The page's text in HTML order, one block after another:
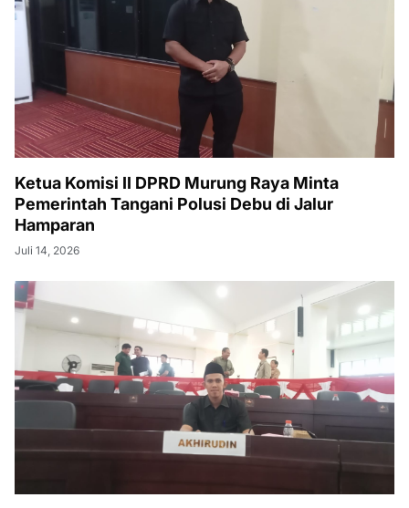
Ketua Komisi II DPRD Murung Raya Minta
Pemerintah Tangani Polusi Debu di Jalur
Hamparan
Juli 14, 2026